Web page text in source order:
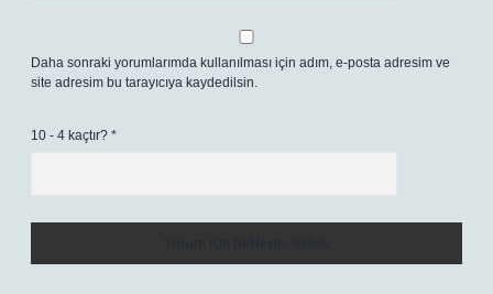
Daha sonraki yorumlarımda kullanılması için adım, e-posta adresim ve
site adresim bu tarayıcıya kaydedilsin.
10 - 4 kaçtır? *